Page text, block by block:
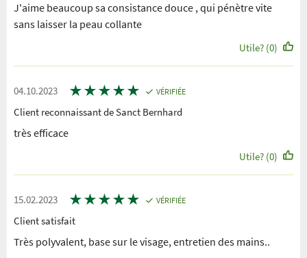
J'aime beaucoup sa consistance douce , qui pénètre vite
sans laisser la peau collante
Utile? (0)
04.10.2023 ★★★★★ VÉRIFIÉE
Client reconnaissant de Sanct Bernhard
très efficace
Utile? (0)
15.02.2023 ★★★★★ VÉRIFIÉE
Client satisfait
Très polyvalent, base sur le visage, entretien des mains..